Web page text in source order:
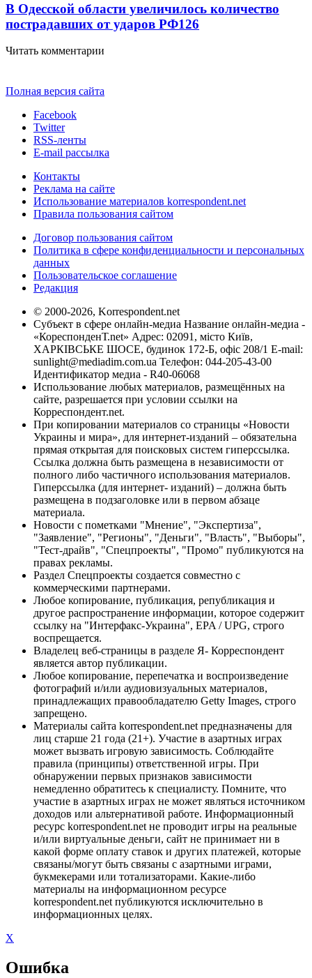
В Одесской области увеличилось количество
пострадавших от ударов РФ126
Читать комментарии
Полная версия сайта
Facebook
Twitter
RSS-ленты
E-mail рассылка
Контакты
Реклама на сайте
Использование материалов korrespondent.net
Правила пользования сайтом
Договор пользования сайтом
Политика в сфере конфиденциальности и персональных
данных
Пользовательское соглашение
Редакция
© 2000-2026, Korrespondent.net
Субъект в сфере онлайн-медиа Название онлайн-медиа -
«КореспонденТ.net» Адрес: 02091, місто Київ,
ХАРКІВСЬКЕ ШОСЕ, будинок 172-Б, офіс 208/1 E-mail:
sunlight@mediadim.com.ua Телефон: 044-205-43-00
Идентификатор медиа - R40-06068
Использование любых материалов, размещённых на
сайте, разрешается при условии ссылки на
Корреспондент.net.
При копировании материалов со страницы «Новости
Украины и мира», для интернет-изданий – обязательна
прямая открытая для поисковых систем гиперссылка.
Ссылка должна быть размещена в независимости от
полного либо частичного использования материалов.
Гиперссылка (для интернет- изданий) – должна быть
размещена в подзаголовке или в первом абзаце
материала.
Новости с пометками "Мнение", "Экспертиза",
"Заявление", "Регионы", "Деньги", "Власть", "Выборы",
"Тест-драйв", "Спецпроекты", "Промо" публикуются на
правах рекламы.
Раздел Спецпроекты создается совместно с
коммерческими партнерами.
Любое копирование, публикация, републикация и
другое распространение информации, которое содержит
ссылку на "Интерфакс-Украина", EPA / UPG, строго
воспрещается.
Владелец веб-страницы в разделе Я- Корреспондент
является автор публикации.
Любое копирование, перепечатка и воспроизведение
фотографий и/или аудиовизуальных материалов,
принадлежащих правообладателю Getty Images, строго
запрещено.
Материалы сайта korrespondent.net предназначены для
лиц старше 21 года (21+). Участие в азартных играх
может вызвать игровую зависимость. Соблюдайте
правила (принципы) ответственной игры. При
обнаружении первых признаков зависимости
немедленно обратитесь к специалисту. Помните, что
участие в азартных играх не может являться источником
доходов или альтернативой работе. Информационный
ресурс korrespondent.net не проводит игры на реальные
и/или виртуальные деньги, сайт не принимает ни в
какой форме оплату ставок и других платежей, которые
связаны/могут быть связаны с азартными играми,
букмекерами или тотализаторами. Какие-либо
материалы на информационном ресурсе
korrespondent.net публикуются исключительно в
информационных целях.
X
Ошибка